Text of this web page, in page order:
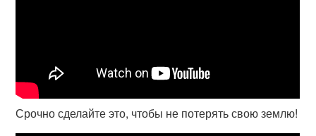
Срочно сделайте это, чтобы не потерять свою землю!